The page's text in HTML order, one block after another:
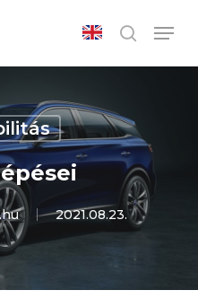
search
2021.08.23.